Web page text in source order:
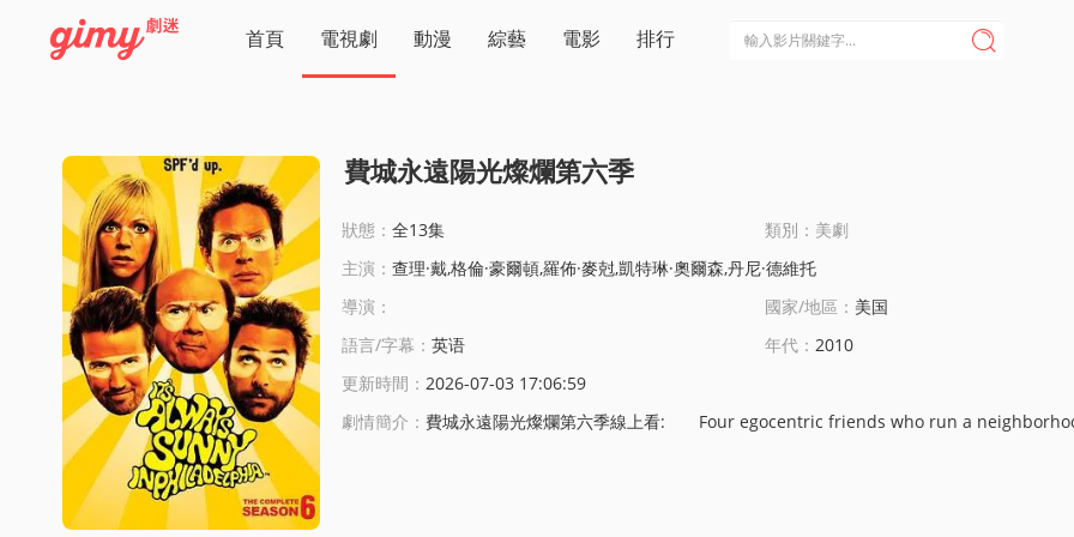
首頁 電視劇 動漫 綜藝 電影 排行 
費城永遠陽光燦爛第六季
狀態： 全13集
類別：美劇
主演： 查理·戴,格倫·豪爾頓,羅佈·麥尅,凱特琳·奧爾森,丹尼·德維托
導演：
國家/地區： 美国
語言/字幕： 英语 年代： 2010
更新時間： 2026-07-03 17:06:59
劇情簡介： 費城永遠陽光燦爛第六季線上看: Four egocentric friends who run a neighborhood Irish pub in Philadelphia try to find